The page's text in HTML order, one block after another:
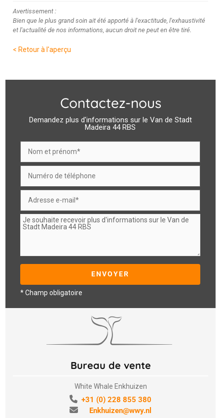
Avertissement :
Bien que le plus grand soin ait été apporté à l'exactitude, l'exhaustivité
et l'actualité de nos informations, aucun droit ne peut en être tiré.
< Retour à l'aperçu
Contactez-nous
Demandez plus d'informations sur le Van de Stadt
Madeira 44 RBS
* Champ obligatoire
Bureau de vente
White Whale Enkhuizen
+31 (0) 228 855 380
Enkhuizen@wwy.nl